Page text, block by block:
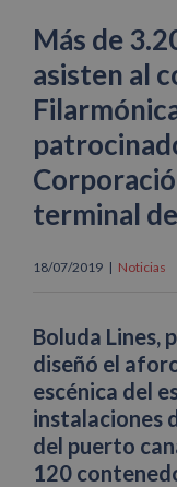
Más de
asisten al
terminal
18/07/2019 | Noticias
Boluda Lines,
diseñó el
escénica del
instalaciones
del puerto
120